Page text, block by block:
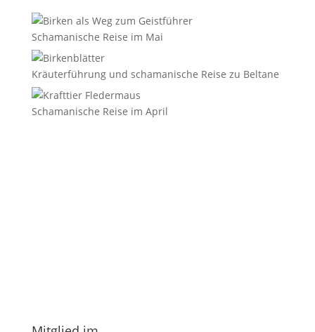
Schamanische Reise im Mai
Kräuterführung und schamanische Reise zu Beltane
Schamanische Reise im April